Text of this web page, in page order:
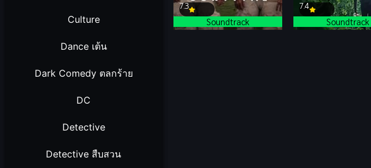
Culture
Dance เต้น
Dark Comedy ตลกร้าย
DC
Detective
Detective สืบสวน
7.3
Soundtrack
7.4
Soundtrack